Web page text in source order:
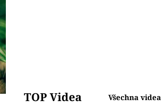
TOP Videa Všechna videa